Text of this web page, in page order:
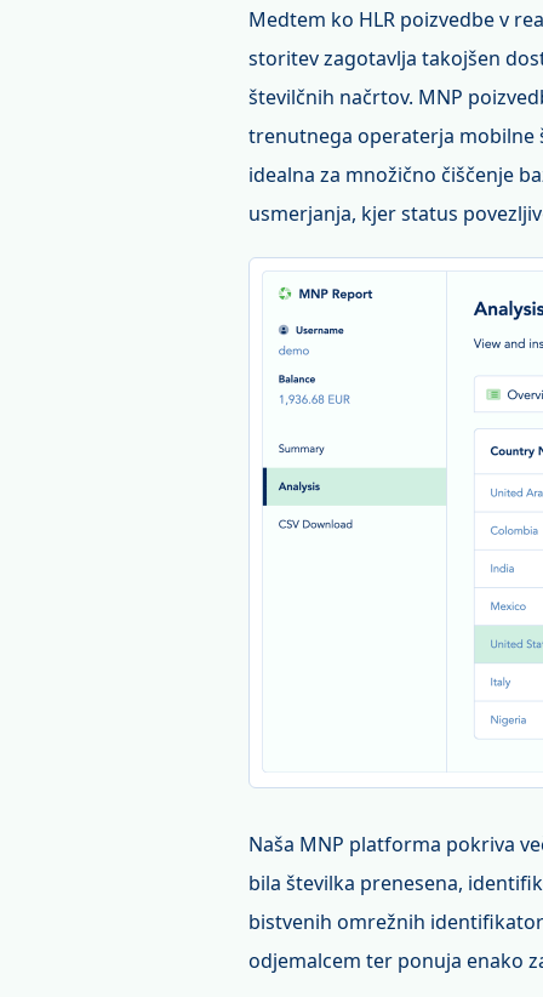
Medtem ko HLR poizvedbe v
storitev zagotavlja takojšen
številčnih načrtov. MNP
trenutnega operaterja mobilne
idealna za množično čiščenje
usmerjanja, kjer status
Naša MNP platforma pokriva
bila številka prenesena,
bistvenih omrežnih
odjemalcem ter ponuja enako